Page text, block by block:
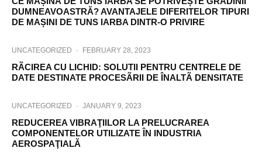
DUMNEAVOASTRĂ? AVANTAJELE DIFERITELOR TIPURI
DE MAȘINI DE TUNS IARBA DINTR-O PRIVIRE
UNCATEGORIZED · FEBRUARY 28, 2023
RÃCIREA CU LICHID: SOLUTII PENTRU CENTRELE DE
DATE DESTINATE PROCESÃRII DE ÎNALTÃ DENSITATE
UNCATEGORIZED · JANUARY 9, 2023
REDUCEREA VIBRAŢIILOR LA PRELUCRAREA
COMPONENTELOR UTILIZATE ÎN INDUSTRIA
AEROSPAŢIALĂ